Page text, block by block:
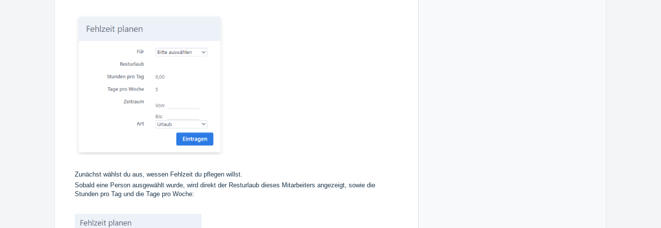
Zunächst wählst du aus, wessen Fehlzeit du pflegen willst.
Sobald eine Person ausgewählt wurde, wird direkt der Resturlaub dieses Mitarbeiters angezeigt, sowie die
Stunden pro Tag und die Tage pro Woche: